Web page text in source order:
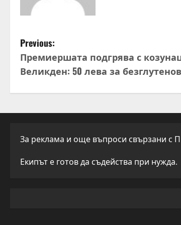
P
o
s
t
n
v
Previous:
Премиершата подгрява с
Великден: 50 лева за безглутенов
За реклама и още въпроси свързани с
Екипът е готов да съдейства при нужда.